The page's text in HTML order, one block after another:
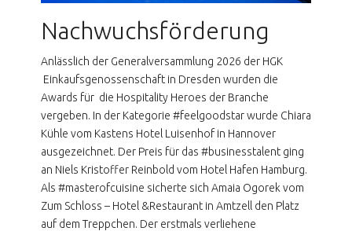
Nachwuchsförderung
Anlässlich der Generalversammlung 2026 der HGK
Einkaufsgenossenschaft in Dresden wurden die
Awards für die Hospitality Heroes der Branche
vergeben. In der Kategorie #feelgoodstar wurde Chiara
Kühle vom Kastens Hotel Luisenhof in Hannover
ausgezeichnet. Der Preis für das #businesstalent ging
an Niels Kristoffer Reinbold vom Hotel Hafen Hamburg.
Als #masterofcuisine sicherte sich Amaia Ogorek vom
Zum Schloss – Hotel &Restaurant in Amtzell den Platz
auf dem Treppchen. Der erstmals verliehene